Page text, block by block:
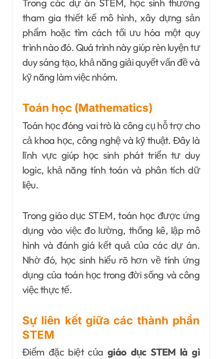
Trong các dự án STEM, học sinh thường
tham gia thiết kế mô hình, xây dựng sản
phẩm hoặc tìm cách tối ưu hóa một quy
trình nào đó. Quá trình này giúp rèn luyện tư
duy sáng tạo, khả năng giải quyết vấn đề và
kỹ năng làm việc nhóm.
Toán học (Mathematics)
Toán học đóng vai trò là công cụ hỗ trợ cho
cả khoa học, công nghệ và kỹ thuật. Đây là
lĩnh vực giúp học sinh phát triển tư duy
logic, khả năng tính toán và phân tích dữ
liệu.
Trong giáo dục STEM, toán học được ứng
dụng vào việc đo lường, thống kê, lập mô
hình và đánh giá kết quả của các dự án.
Nhờ đó, học sinh hiểu rõ hơn về tính ứng
dụng của toán học trong đời sống và công
việc thực tế.
Sự liên kết giữa các thành phần
STEM
Điểm đặc biệt của giáo dục STEM là gì